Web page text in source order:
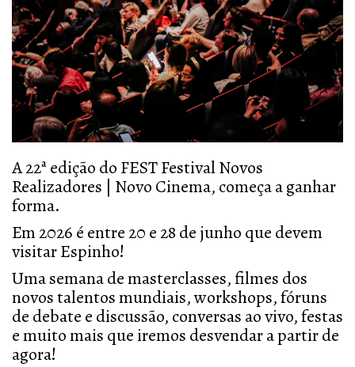
A 22ª edição do FEST Festival Novos
Realizadores | Novo Cinema, começa a ganhar
forma.
Em 2026 é entre 20 e 28 de junho que devem
visitar Espinho!
Uma semana de masterclasses, filmes dos
novos talentos mundiais, workshops, fóruns
de debate e discussão, conversas ao vivo, festas
e muito mais que iremos desvendar a partir de
agora!